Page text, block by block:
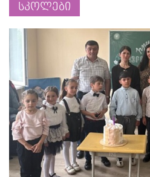
სკოლები